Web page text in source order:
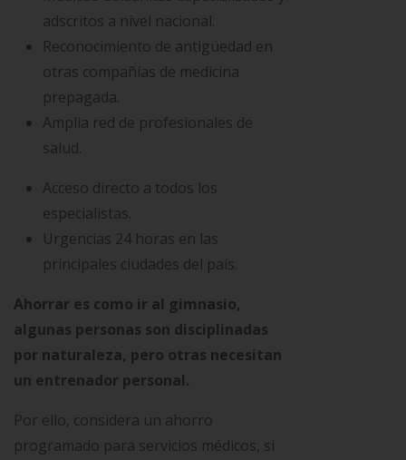
adscritos a nivel nacional.
Reconocimiento de antigüedad en
otras compañías de medicina
prepagada.
Amplia red de profesionales de
salud.
Acceso directo a todos los
especialistas.
Urgencias 24 horas en las
principales ciudades del país.
Ahorrar es como ir al gimnasio,
algunas personas son disciplinadas
por naturaleza, pero otras necesitan
un entrenador personal.
Por ello, considera un ahorro
programado para servicios médicos, si